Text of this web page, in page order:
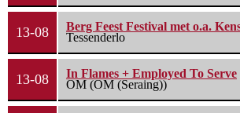
13-08
Berg Feest Festival met o.a.
Tessenderlo
13-08
In Flames + Employed To Serve
OM (OM (Seraing))